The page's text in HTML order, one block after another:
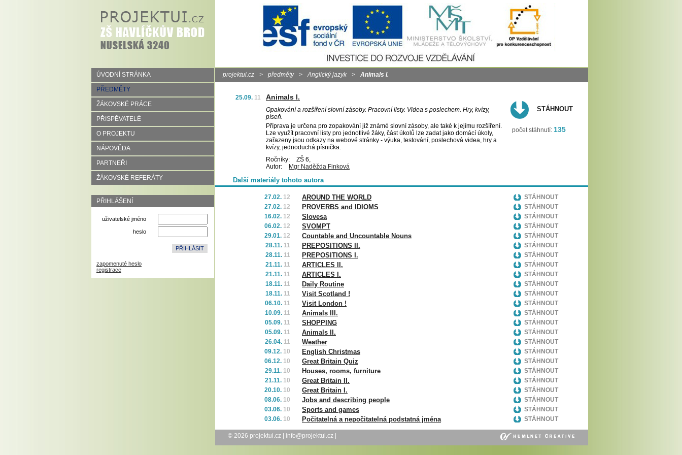
ÚVODNÍ STRÁNKA
PŘEDMĚTY
ŽÁKOVSKÉ PRÁCE
PŘISPĚVATELÉ
O PROJEKTU
NÁPOVĚDA
PARTNEŘI
ŽÁKOVSKÉ REFERÁTY
PŘIHLÁŠENÍ
uživatelské jméno
heslo
zapomenuté heslo
registrace
projektui.cz > předměty > Anglický jazyk > Animals I.
25.09. 11 Animals I.
Opakování a rozšíření slovní zásoby. Pracovní listy. Videa s poslechem. Hry, kvízy,
píseň.
Příprava je určena pro zopakování již známé slovní zásoby, ale také k jejímu rozšíření.
Lze využít pracovní listy pro jednotlivé žáky, část úkolů lze zadat jako domácí úkoly,
zařazeny jsou odkazy na webové stránky - výuka, testování, poslechová videa, hry a
kvízy, jednoduchá písnička.
Ročníky:
ZŠ 6,
Autor:
Mgr Naděžda Finková
STÁHNOUT
počet stáhnutí: 135
Další materiály tohoto autora
27.02. 12 AROUND THE WORLD
STÁHNOUT
27.02. 12 PROVERBS and IDIOMS
STÁHNOUT
16.02. 12 Slovesa
STÁHNOUT
06.02. 12 SVOMPT
STÁHNOUT
29.01. 12 Countable and Uncountable Nouns
STÁHNOUT
28.11. 11 PREPOSITIONS II.
STÁHNOUT
28.11. 11 PREPOSITIONS I.
STÁHNOUT
21.11. 11 ARTICLES II.
STÁHNOUT
21.11. 11 ARTICLES I.
STÁHNOUT
18.11. 11 Daily Routine
STÁHNOUT
18.11. 11 Visit Scotland !
STÁHNOUT
06.10. 11 Visit London !
STÁHNOUT
10.09. 11 Animals III.
STÁHNOUT
05.09. 11 SHOPPING
STÁHNOUT
05.09. 11 Animals II.
STÁHNOUT
26.04. 11 Weather
STÁHNOUT
09.12. 10 English Christmas
STÁHNOUT
06.12. 10 Great Britain Quiz
STÁHNOUT
29.11. 10 Houses, rooms, furniture
STÁHNOUT
21.11. 10 Great Britain II.
STÁHNOUT
20.10. 10 Great Britain I.
STÁHNOUT
08.06. 10 Jobs and describing people
STÁHNOUT
03.06. 10 Sports and games
STÁHNOUT
03.06. 10 Počitatelná a nepočitatelná podstatná jména STÁHNOUT
© 2026 projektui.cz info@projektui.cz